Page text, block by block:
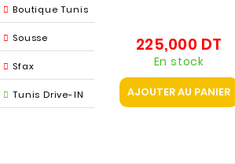
Boutique Tunis
Sousse
Sfax
Tunis Drive-IN
225,000 DT
En stock
AJOUTER AU PANIER